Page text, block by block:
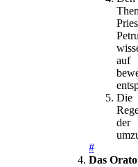
auf
Die
der
#
Das